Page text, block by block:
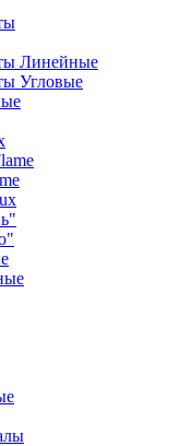
Линейные
Угловые